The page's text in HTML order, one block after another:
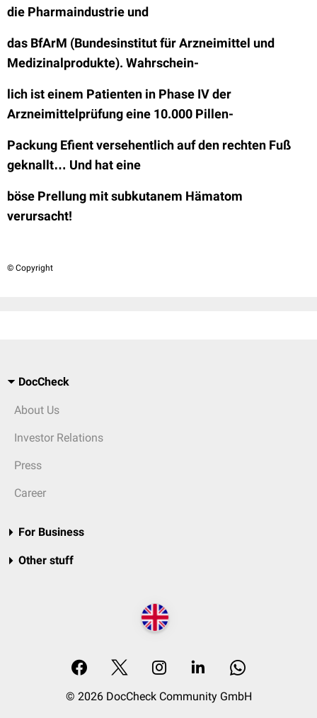
die Pharmaindustrie und
das BfArM (Bundesinstitut für Arzneimittel und
Medizinalprodukte). Wahrschein-
lich ist einem Patienten in Phase IV der
Arzneimittelprüfung eine 10.000 Pillen-
Packung Efient versehentlich auf den rechten Fuß
geknallt… Und hat eine
böse Prellung mit subkutanem Hämatom
verursacht!
© Copyright
DocCheck
About Us
Investor Relations
Press
Career
For Business
Other stuff
© 2026 DocCheck Community GmbH